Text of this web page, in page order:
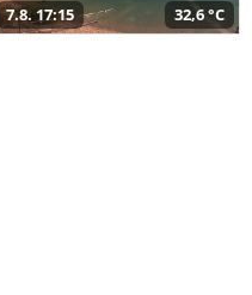
7.8. 17:15 32,6 °C